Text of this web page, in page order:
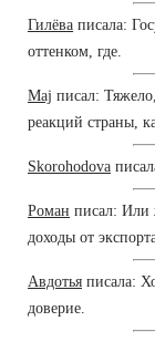
Гилёва писала:
оттенком, где.
Maj писал:
реакций страны,
Skorohodova
Роман писал: Или
доходы от
Авдотья писала:
доверие.